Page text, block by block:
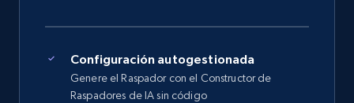
Configuración autogestionada
Genere el Raspador con el Constructor de
Raspadores de IA sin código